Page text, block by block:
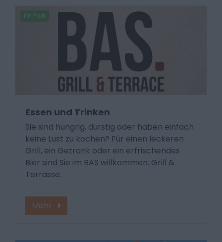
Im Park
Essen und Trinken
Sie sind hungrig, durstig oder haben einfach
keine Lust zu kochen? Für einen leckeren
Grill, ein Getränk oder ein erfrischendes
Bier sind Sie im BAS willkommen. Grill &
Terrasse.
Mehr